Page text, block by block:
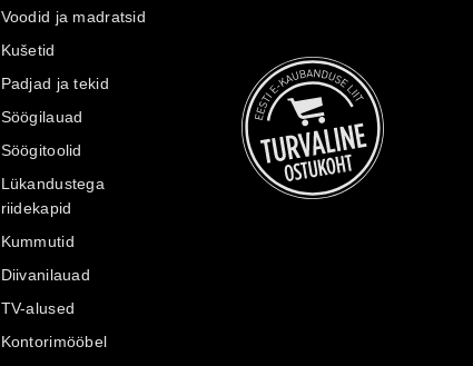
Voodid ja madratsid
Kušetid
Padjad ja tekid
Söögilauad
Söögitoolid
Lükandustega
riidekapid
Kummutid
Diivanilauad
TV-alused
Kontorimööbel